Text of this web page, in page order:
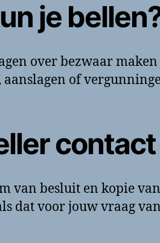
je
over bezwaar maken
of
contact
van besluit en kopie
dat voor jouw vraag van